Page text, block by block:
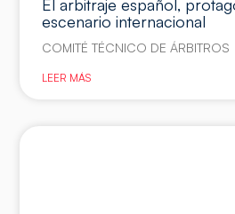
El arbitraje español,
escenario internacional
COMITÉ TÉCNICO DE ÁRBITROS
LEER MÁS